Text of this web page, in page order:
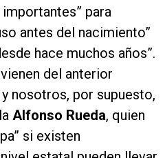
para
antes del nacimiento”
hace muchos años”.
del anterior
nosotros, por supuesto,
Alfonso Rueda, quien
si existen